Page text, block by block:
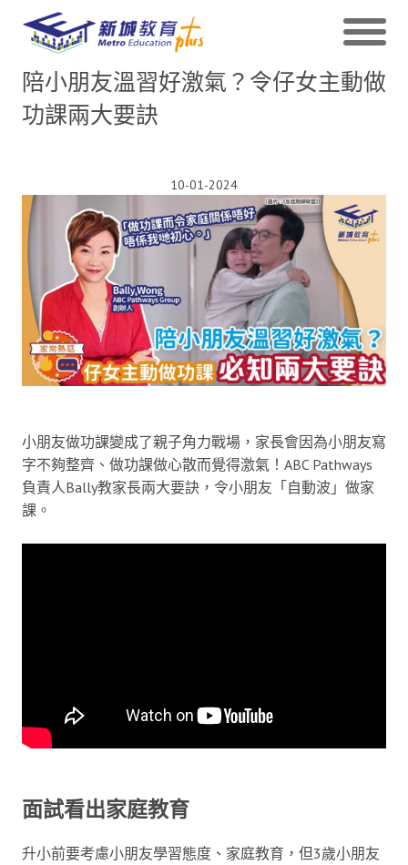
陪小朋友溫習好激氣？令仔女主動做
功課兩大要訣
10-01-2024
小朋友做功課變成了親子角力戰場，家長會因為小朋友寫
字不夠整齊、做功課做心散而覺得激氣！ABC Pathways
負責人Bally教家長兩大要訣，令小朋友「自動波」做家
課。
面試看出家庭教育
升小前要考慮小朋友學習態度、家庭教育，但3歲小朋友